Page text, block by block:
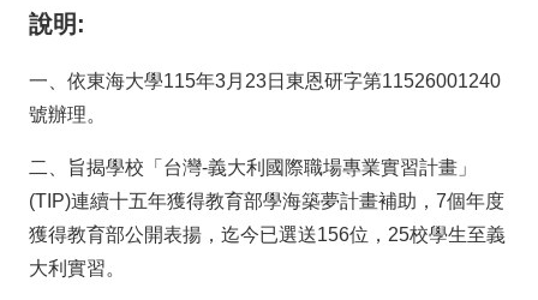
說明:
一、依東海大學115年3月23日東恩研字第11526001240
號辦理。
二、旨揭學校「台灣-義大利國際職場專業實習計畫」
(TIP)連續十五年獲得教育部學海築夢計畫補助，7個年度
獲得教育部公開表揚，迄今已選送156位，25校學生至義
大利實習。